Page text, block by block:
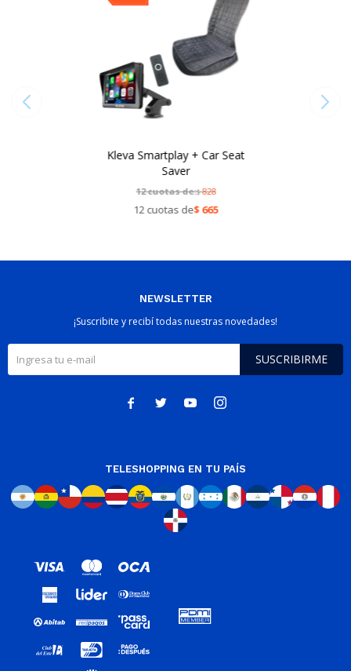
Kleva Smartplay + Car Seat
Saver
12 cuotas de:$828
12 cuotas de$ 665
NEWSLETTER
¡Suscribite y recibí todas nuestras novedades!
SUSCRIBIRME
   
TELESHOPPING EN TU PAÍS